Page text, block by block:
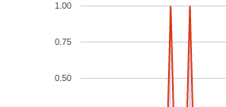
0.50
0.75
1.00